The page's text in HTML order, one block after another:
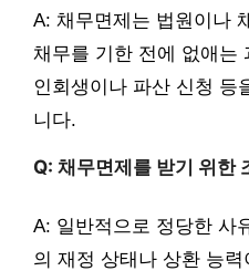
A: 채무면제는 법원이나
채무를 기한 전에 없애는
인회생이나 파산 신청 등
니다.
Q: 채무면제를 받기 위한
A: 일반적으로 정당한 사
의 재정 상태나 상환 능